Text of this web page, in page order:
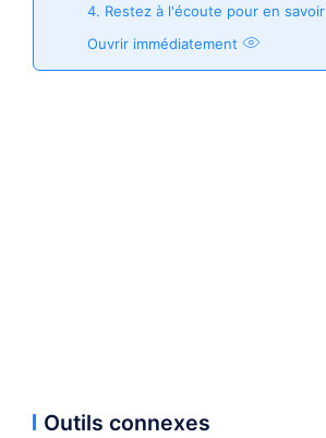
4. Restez à l'écoute pour en
Ouvrir immédiatement
Outils connexes